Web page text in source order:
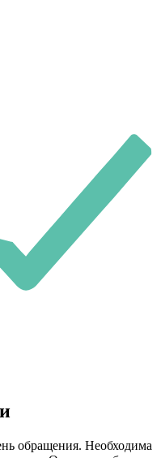
обращения. Необходима